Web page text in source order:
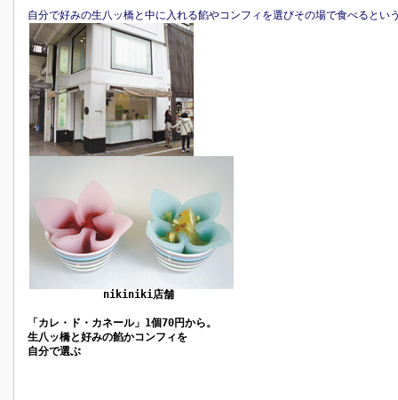
自分で好みの生八ッ橋と中に入れる餡やコンフィを選びその場で食べるとい
nikiniki店舗
「カレ・ド・カネール」1個70円から。
生八ッ橋と好みの餡かコンフィを
自分で選ぶ